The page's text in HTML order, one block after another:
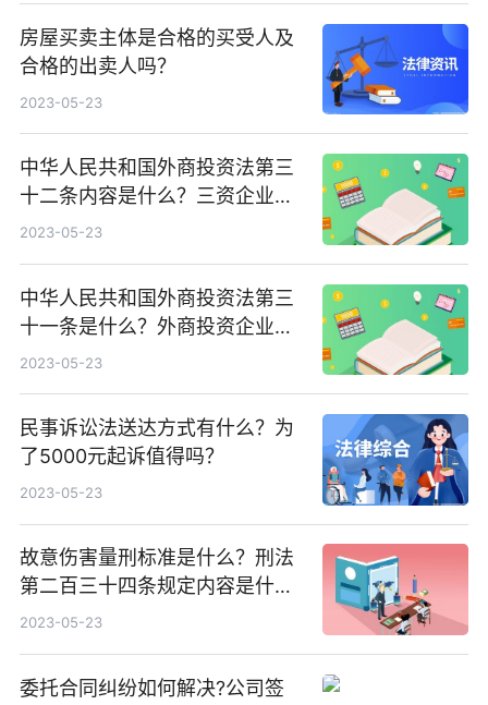
房屋买卖主体是合格的买受人及
合格的出卖人吗？
2023-05-23
中华人民共和国外商投资法第三
十二条内容是什么？三资企业是
指什么内容？
2023-05-23
中华人民共和国外商投资法第三
十一条是什么？外商投资企业的
组织形式有哪些？
2023-05-23
民事诉讼法送达方式有什么？为
了5000元起诉值得吗？
2023-05-23
故意伤害量刑标准是什么？刑法
第二百三十四条规定内容是什
么？
2023-05-23
委托合同纠纷如何解决?公司签